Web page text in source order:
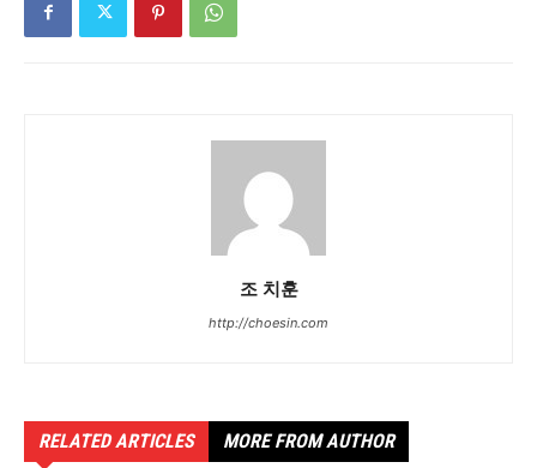
조 치훈
http://choesin.com
RELATED ARTICLES MORE FROM AUTHOR